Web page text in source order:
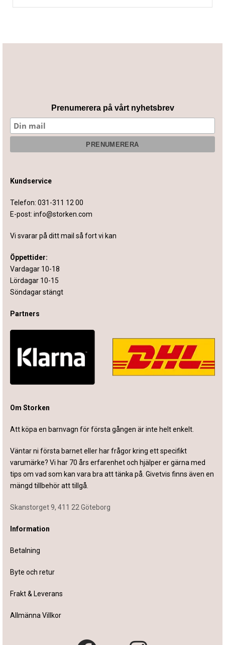
Prenumerera på vårt nyhetsbrev
Kundservice
Telefon: 031-311 12 00
E-post: info@storken.com
Vi svarar på ditt mail så fort vi kan
Öppettider:
Vardagar 10-18
Lördagar 10-15
Söndagar stängt
Partners
Om Storken
Att köpa en barnvagn för första gången är inte helt enkelt.
Väntar ni första barnet eller har frågor kring ett specifikt
varumärke? Vi har 70 års erfarenhet och hjälper er gärna med
tips om vad som kan vara bra att tänka på. Givetvis finns även en
mängd tillbehör att tillgå.
Skanstorget 9, 411 22 Göteborg
Information
Betalning
Byte och retur
Frakt & Leverans
Allmänna Villkor